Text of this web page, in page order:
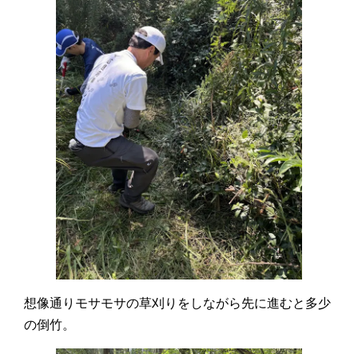
想像通りモサモサの草刈りをしながら先に進むと多少
の倒竹。